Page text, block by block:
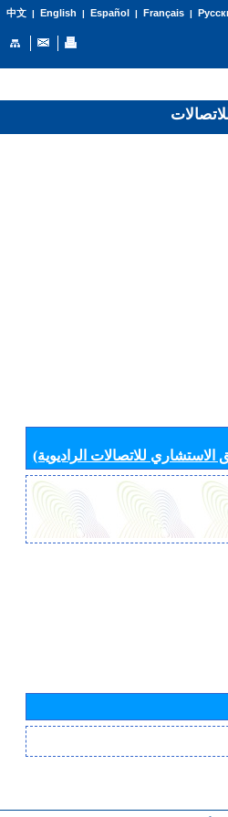
中文| English | Español | Français|
الاستشاري للاتصالات الراديوية)